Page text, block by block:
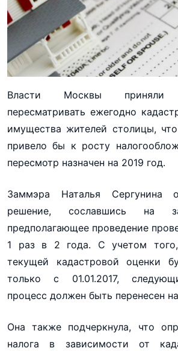
Власти Москвы
пересматривать ежегодно
имущества жителей столицы,
привело бы к росту
пересмотр назначен на 2019 год.
Заммэра Наталья Сергунина
решение, сославшись на
предполагающее проведение
1 раз в 2 года. С учетом того,
текущей кадастровой оценки
только с 01.01.2017,
процесс должен быть перенесен
Она также подчеркнула, что
налога в зависимости от